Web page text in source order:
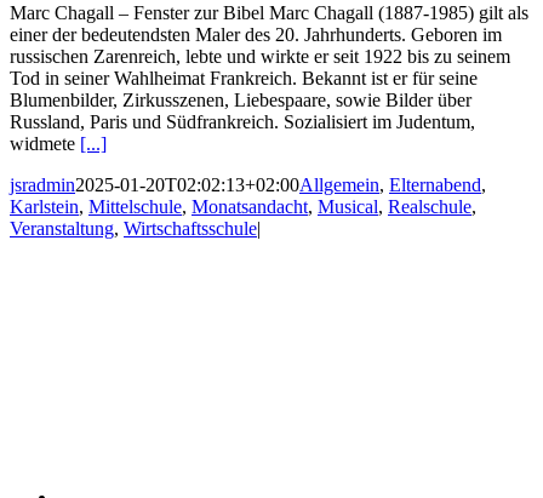
Marc Chagall – Fenster zur Bibel Marc Chagall (1887-1985) gilt als
einer der bedeutendsten Maler des 20. Jahrhunderts. Geboren im
russischen Zarenreich, lebte und wirkte er seit 1922 bis zu seinem
Tod in seiner Wahlheimat Frankreich. Bekannt ist er für seine
Blumenbilder, Zirkusszenen, Liebespaare, sowie Bilder über
Russland, Paris und Südfrankreich. Sozialisiert im Judentum,
widmete [...]
jsradmin2025-01-20T02:02:13+02:00Allgemein, Elternabend,
Karlstein, Mittelschule, Monatsandacht, Musical, Realschule,
Veranstaltung, Wirtschaftsschule|